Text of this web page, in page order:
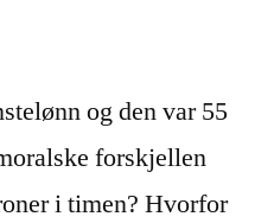
og den var 55
forskjellen
i timen? Hvorfor